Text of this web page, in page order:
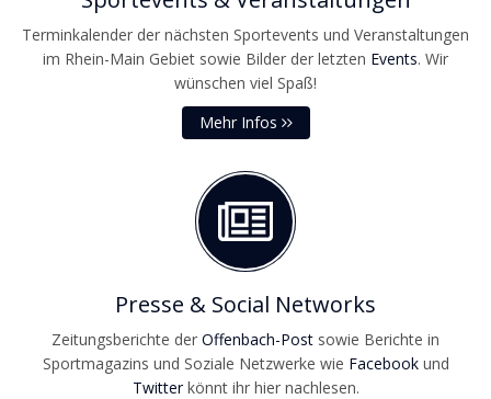
Terminkalender der nächsten Sportevents und Veranstaltungen
im Rhein-Main Gebiet sowie Bilder der letzten Events. Wir
wünschen viel Spaß!
Mehr Infos
Presse & Social Networks
Zeitungsberichte der Offenbach-Post sowie Berichte in
Sportmagazins und Soziale Netzwerke wie Facebookund
Twitterkönnt ihr hier nachlesen.